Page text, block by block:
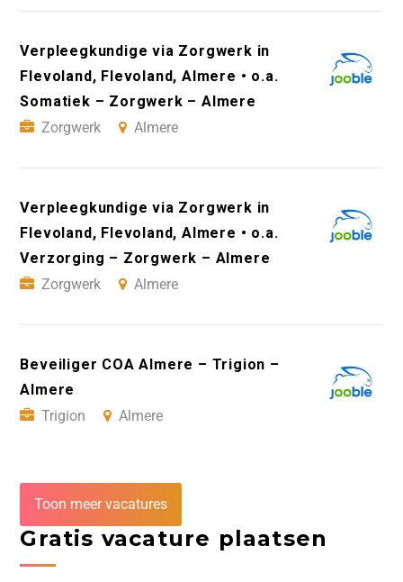
Verpleegkundige via Zorgwerk in
Flevoland, Flevoland, Almere • o.a.
Somatiek – Zorgwerk – Almere
Zorgwerk
Almere
Verpleegkundige via Zorgwerk in
Flevoland, Flevoland, Almere • o.a.
Verzorging – Zorgwerk – Almere
Zorgwerk
Almere
Beveiliger COA Almere – Trigion –
Almere
Trigion
Almere
Toon meer vacatures
Gratis vacature plaatsen